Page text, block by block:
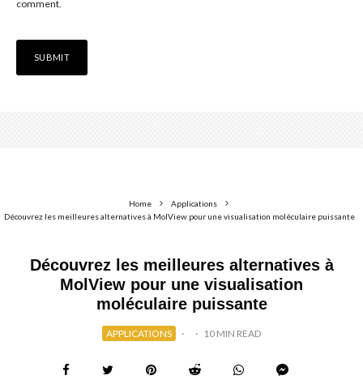
comment.
Home
Applications
Découvrez les meilleures alternatives à MolView pour une visualisation moléculaire puissante
Découvrez les meilleures alternatives à
MolView pour une visualisation
moléculaire puissante
APPLICATIONS · · 10 MIN READ